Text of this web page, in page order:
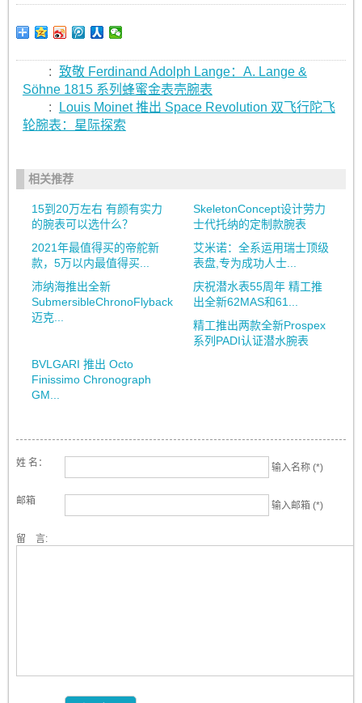
:
致敬 Ferdinand Adolph Lange：A. Lange &
Söhne 1815 系列蜂蜜金表壳腕表
:
Louis Moinet 推出 Space Revolution 双飞行陀飞
轮腕表：星际探索
相关推荐
15到20万左右 有颜有实力
的腕表可以选什么？
SkeletonConcept设计劳力
士代托纳的定制款腕表
2021年最值得买的帝舵新
款，5万以内最值得买...
艾米诺：全系运用瑞士顶级
表盘,专为成功人士...
沛纳海推出全新
SubmersibleChronoFlyback
迈克...
庆祝潜水表55周年 精工推
出全新62MAS和61...
精工推出两款全新Prospex
系列PADI认证潜水腕表
BVLGARI 推出 Octo
Finissimo Chronograph
GM...
姓 名： 输入名称 (*)
邮箱 输入邮箱 (*)
留 言: